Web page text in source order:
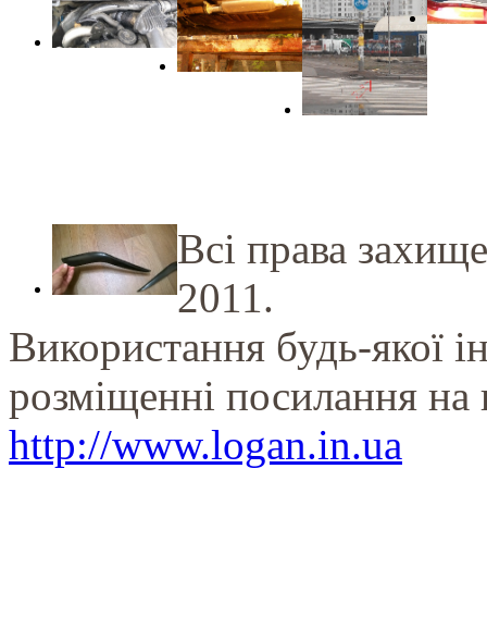
Всі права
2011.
Використання будь-якої
розміщенні посилання на
http://www.logan.in.ua